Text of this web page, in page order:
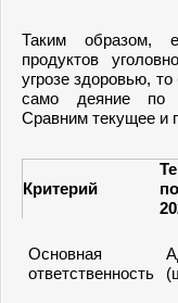
Таким образом,
продуктов
угрозе здоровью,
само деяние по
Сравним текущее и
Критерий
Основная
ответственность